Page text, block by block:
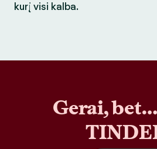
kurį visi kalba.
Gerai, bet…